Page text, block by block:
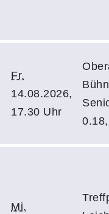
Fr.
14.08.2026,
17.30 Uhr
Mi.